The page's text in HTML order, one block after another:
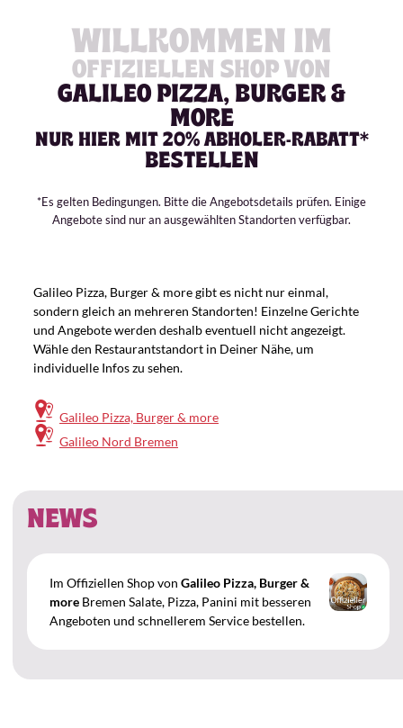
WILLKOMMEN IM
OFFIZIELLEN SHOP VON
GALILEO PIZZA, BURGER &
MORE
NUR HIER MIT 20% ABHOLER-RABATT*
BESTELLEN
*Es gelten Bedingungen. Bitte die Angebotsdetails prüfen. Einige
Angebote sind nur an ausgewählten Standorten verfügbar.
Franchise-Unternehmen
Galileo Pizza, Burger & more gibt es nicht nur einmal,
sondern gleich an mehreren Standorten! Einzelne Gerichte
und Angebote werden deshalb eventuell nicht angezeigt.
Wähle den Restaurantstandort in Deiner Nähe, um
individuelle Infos zu sehen.
Galileo Pizza, Burger & more
Galileo Nord Bremen
NEWS
Im Offiziellen Shop von Galileo Pizza, Burger &
more Bremen Salate, Pizza, Panini mit besseren
Angeboten und schnellerem Service bestellen.